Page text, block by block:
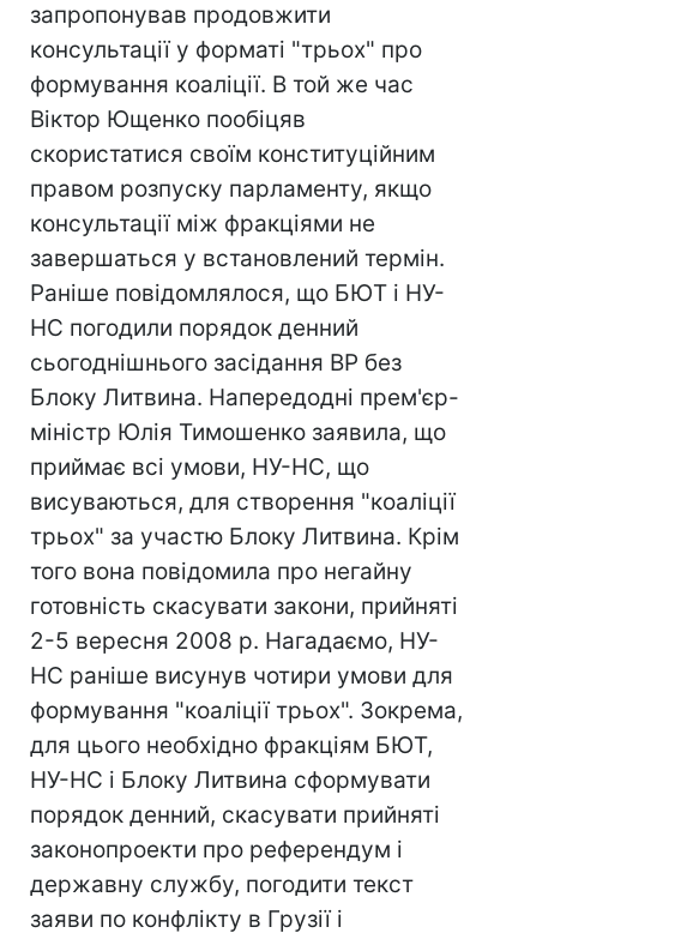
запропонував продовжити
консультації у форматі "трьох" про
формування коаліції. В той же час
Віктор Ющенко пообіцяв
скористатися своїм конституційним
правом розпуску парламенту, якщо
консультації між фракціями не
завершаться у встановлений термін.
Раніше повідомлялося, що БЮТ і НУ-
НС погодили порядок денний
сьогоднішнього засідання ВР без
Блоку Литвина. Напередодні прем'єр-
міністр Юлія Тимошенко заявила, що
приймає всі умови, НУ-НС, що
висуваються, для створення "коаліції
трьох" за участю Блоку Литвина. Крім
того вона повідомила про негайну
готовність скасувати закони, прийняті
2-5 вересня 2008 р. Нагадаємо, НУ-
НС раніше висунув чотири умови для
формування "коаліції трьох". Зокрема,
для цього необхідно фракціям БЮТ,
НУ-НС і Блоку Литвина сформувати
порядок денний, скасувати прийняті
законопроекти про референдум і
державну службу, погодити текст
заяви по конфлікту в Грузії і